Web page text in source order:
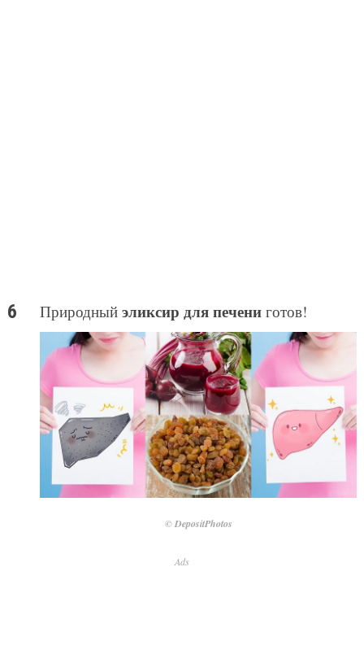
Природный эликсир для печениготов!
© DepositPhotos
Ads